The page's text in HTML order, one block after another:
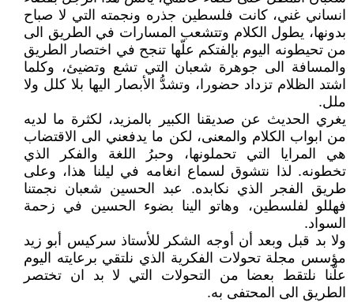
انساني غني، كانت فلسطين جذره ونجمته التي لا صباح
بدونها، يطول الكلام وتتشعب المسارات في الطريق الى
من تحيطونه اليوم بإلفتكم علّها تنجح في اختصار الطريق
والمسافة الى جوهرة شعبان التي تشع وتضيئ، وكلما
اشتد الظلام تزداد حضورا، وتشدُّ الأبصار اليها بلا كلل ولا
ملل.
يغري الحديث عن صديقنا الكبير بالمزيد، لكثرة ما لديه
من ابواب الكلام والمعنى، لكن ما يدفعني الى الاقتضاب
هي المرايا التي تحملونها، وحبرُ اللغة والفكر الذي
تخطونه. لذا نتشوق لسماع انغامه في ليلنا هذا، وعلى
طريق الفجر الذي نكابده. عبد الحسين شعبان نجمتنا
فهللو لفلسطين، وهاتو الينا بضوء الحسين في زحمة
السواد.
ولا بد قبل وبعد أن أوجه الشكر للأستاذ سركيس أبو زيد
مؤسس مجلة تحولات الفكرية الذي نلتقي برعايته اليوم
علّنا نلتقط بعضا من التحولات التي لا بد ان تختصر
الطريق الى المحتفى به.